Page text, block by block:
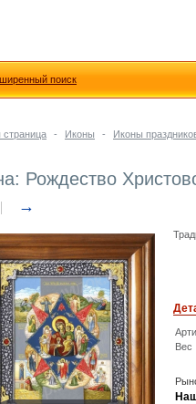
страница - Иконы - Иконы
Рождество
→
Вес
поиск